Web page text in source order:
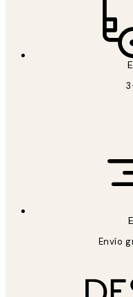
Envío